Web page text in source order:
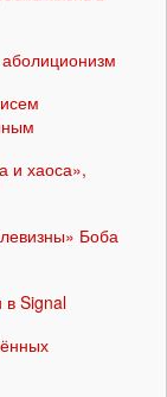
и хаоса»,
Боба
в Signal